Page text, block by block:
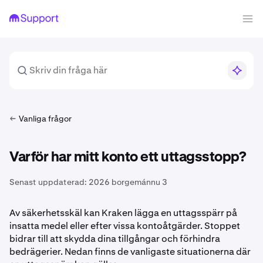
Vanliga frågor
Varför har mitt konto ett uttagsstopp?
Senast uppdaterad: 2026 borgemánnu 3
Av säkerhetsskäl kan Kraken lägga en uttagsspärr på
insatta medel eller efter vissa kontoåtgärder. Stoppet
bidrar till att skydda dina tillgångar och förhindra
bedrägerier. Nedan finns de vanligaste situationerna där